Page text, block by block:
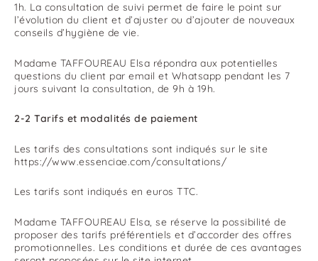
1h. La consultation de suivi permet de faire le point sur
l’évolution du client et d’ajuster ou d’ajouter de nouveaux
conseils d’hygiène de vie.
Madame TAFFOUREAU Elsa répondra aux potentielles
questions du client par email et Whatsapp pendant les 7
jours suivant la consultation, de 9h à 19h.​
2-2 Tarifs et modalités de paiement
Les tarifs des consultations sont indiqués sur le site
https://www.essenciae.com/consultations/
Les tarifs sont indiqués en euros TTC.
Madame TAFFOUREAU Elsa, se réserve la possibilité de
proposer des tarifs préférentiels et d’accorder des offres
promotionnelles. Les conditions et durée de ces avantages